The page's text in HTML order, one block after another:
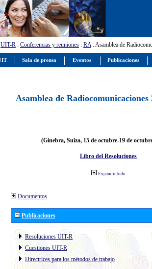
UIT-R : Conferencias y reuniones : RA: Asamblea de
Asamblea de Radiocomunicaciones
(Ginebra, Suiza, 15 de octubre-19 de
Libro del Resoluciones
Expandir todo
Documentos
Publicaciones
Resoluciones UIT-R
Cuestiones UIT-R
Directrices para los métodos de trabajo
Sala de prensa Eventos Publicaciones